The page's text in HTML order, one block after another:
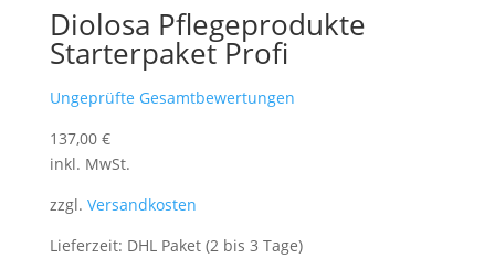
Diolosa Pflegeprodukte
Starterpaket Profi
Ungeprüfte Gesamtbewertungen
137,00 €
inkl. MwSt.
zzgl. Versandkosten
Lieferzeit: DHL Paket (2 bis 3 Tage)